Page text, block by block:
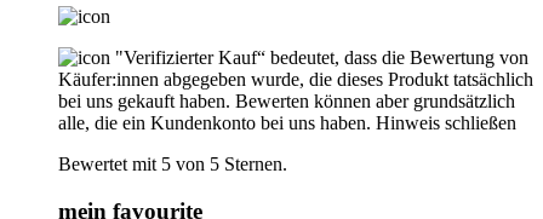
"Verifizierter Kauf“ bedeutet, dass die Bewertung von
Käufer:innen abgegeben wurde, die dieses Produkt tatsächlich
bei uns gekauft haben. Bewerten können aber grundsätzlich
alle, die ein Kundenkonto bei uns haben. Hinweis schließen
Bewertet mit 5 von 5 Sternen.
mein favourite